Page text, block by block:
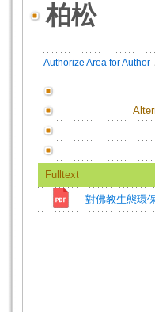
柏松
Authorize Area for Author
Fulltext
對佛教生態環